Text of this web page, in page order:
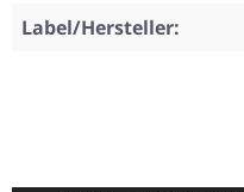
Label/Hersteller: